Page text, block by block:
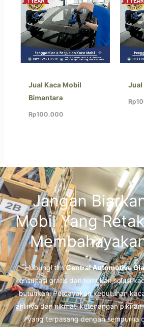
Jual Kaca Mobil
Bimantara
Rp100.000
Jual
Rp
Jangan
Mobil Yang
Hubungi timCentral Automotive
konsultasi gratis dan temukan solusi
butuhkan. Percayakan kebutuhan
ahlinya dan nikmati ketenangan
yang terpasang dengan sempurna